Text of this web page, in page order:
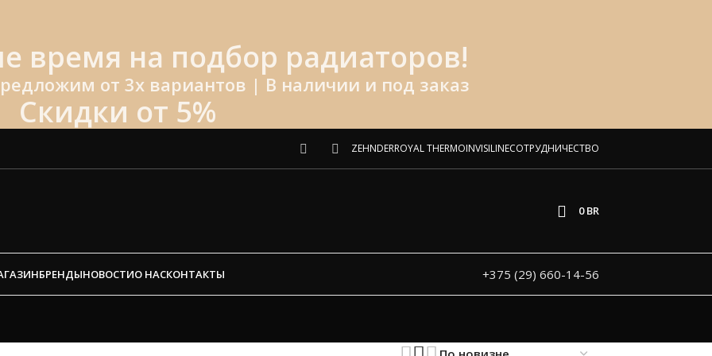
время на подбор радиаторов!
от 3х вариантов | В наличии и под заказ
Скидки от 5%
ZEHNDERROYAL THERMOINVISILINEСОТРУДНИЧЕСТВО
0BR
БРЕНДЫНОВОСТИО НАСКОНТАКТЫ +375 (29) 660-14-56